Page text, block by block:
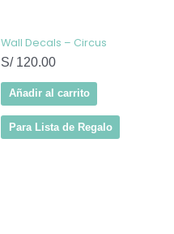
Wall Decals – Circus
S/120.00
Añadir al carrito
Para Lista de Regalo